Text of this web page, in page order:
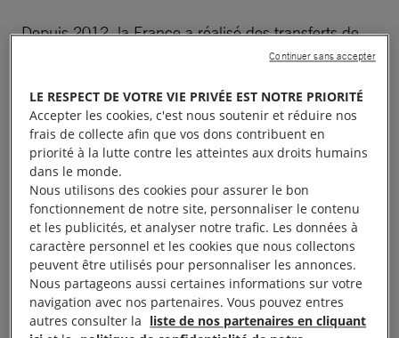
Depuis 2012, la France a réalisé des transferts de
véhicules blindés Sherpa et MIDS à l’Égypte, alors
Une partie au moins des véhicules blindés vendus
par la France au ministère de la Défense égyptiena
été détournée au profit du ministère de l’Intérieur
et utilisée dans le cadre de la répression.
Le détournement de ces matériels n’a nullement
empêché la France de continuer à livrer à l’Égypte
des véhicules blindés, au moins jusqu’en 2014. Dès
l’année 2012, les risques de voir les futures
LE RESPECT DE VOTRE VIE PRIVÉE EST NOTRE PRIORITÉ
Accepter les cookies, c'est nous soutenir et réduire nos
frais de collecte afin que vos dons contribuent en
priorité à la lutte contre les atteintes aux droits humains
dans le monde.
Nous utilisons des cookies pour assurer le bon
fonctionnement de notre site, personnaliser le contenu
et les publicités, et analyser notre trafic. Les données à
caractère personnel et les cookies que nous collectons
peuvent être utilisés pour personnaliser les annonces.
Nous partageons aussi certaines informations sur votre
navigation avec nos partenaires. Vous pouvez entres
autres consulter la liste de nos partenaires en cliquant
Continuer sans accepter